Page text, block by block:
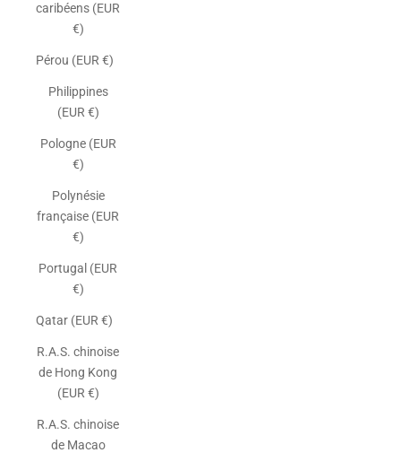
caribéens (EUR
€)
Pérou (EUR €)
Philippines
(EUR €)
Pologne (EUR
€)
Polynésie
française (EUR
€)
Portugal (EUR
€)
Qatar (EUR €)
R.A.S. chinoise
de Hong Kong
(EUR €)
R.A.S. chinoise
de Macao